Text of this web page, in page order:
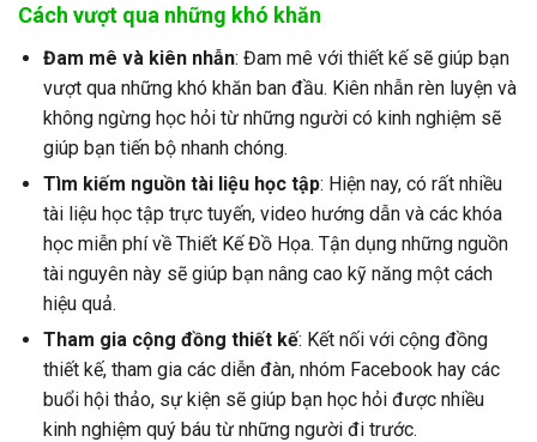
Cách vượt qua những khó khăn
Đam mê và kiên nhẫn: Đam mê với thiết kế sẽ giúp bạn
vượt qua những khó khăn ban đầu. Kiên nhẫn rèn luyện và
không ngừng học hỏi từ những người có kinh nghiệm sẽ
giúp bạn tiến bộ nhanh chóng.
Tìm kiếm nguồn tài liệu học tập: Hiện nay, có rất nhiều
tài liệu học tập trực tuyến, video hướng dẫn và các khóa
học miễn phí về Thiết Kế Đồ Họa. Tận dụng những nguồn
tài nguyên này sẽ giúp bạn nâng cao kỹ năng một cách
hiệu quả.
Tham gia cộng đồng thiết kế: Kết nối với cộng đồng
thiết kế, tham gia các diễn đàn, nhóm Facebook hay các
buổi hội thảo, sự kiện sẽ giúp bạn học hỏi được nhiều
kinh nghiệm quý báu từ những người đi trước.